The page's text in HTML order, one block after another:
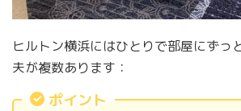
ヒルトン横浜にはひとりで部屋にずっ
夫が複数あります：
ポイント